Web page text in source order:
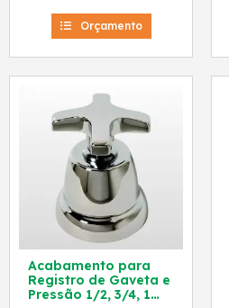
Orçamento
Acabamento para
Registro de Gaveta e
Pressão 1/2, 3/4, 1